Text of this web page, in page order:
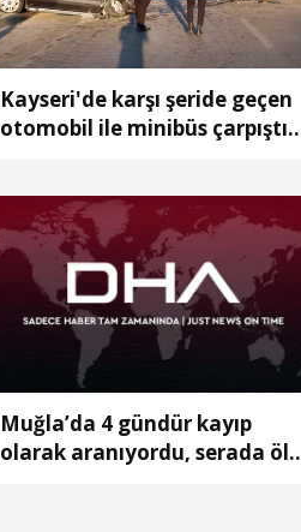
Kayseri'de karşı şeride geçen
otomobil ile minibüs çarpıştı:
Muğla’da 4 gündür kayıp
olarak aranıyordu, serada ölü